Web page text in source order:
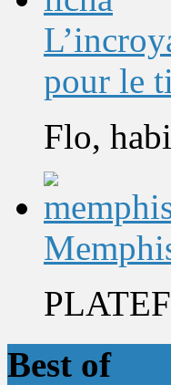
pour le
Flo,
Best of